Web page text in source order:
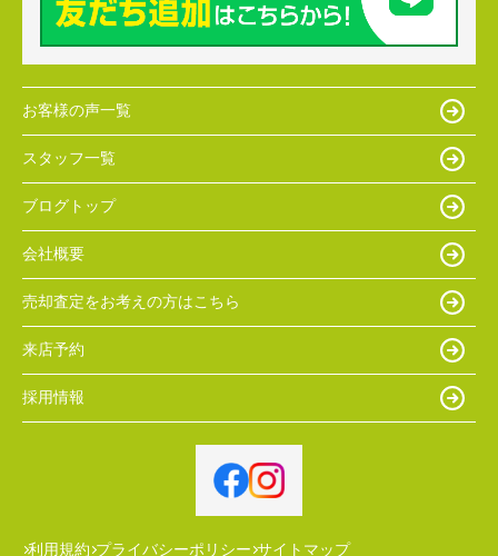
お客様の声一覧
スタッフ一覧
ブログトップ
会社概要
売却査定をお考えの方はこちら
来店予約
採用情報
利用規約 プライバシーポリシー サイトマップ